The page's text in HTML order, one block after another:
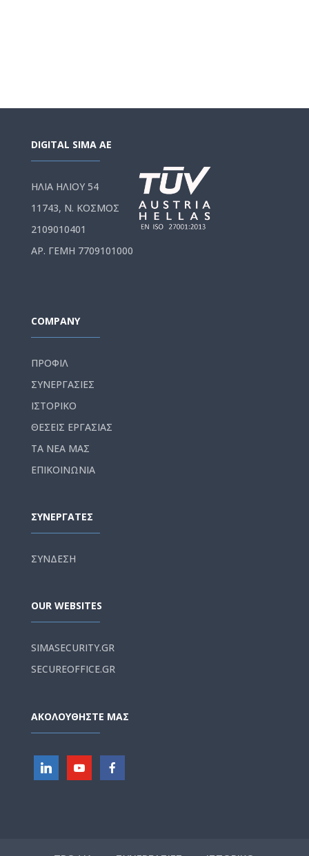
DIGITAL SIMA AE
ΗΛΙΑ ΗΛΙΟΥ 54
11743, Ν. ΚΟΣΜΟΣ
2109010401
ΑΡ. ΓΕΜΗ 7709101000
COMPANY
ΠΡΟΦΙΛ
ΣΥΝΕΡΓΑΣΙΕΣ
ΙΣΤΟΡΙΚΟ
ΘΕΣΕΙΣ ΕΡΓΑΣΙΑΣ
ΤΑ ΝΕΑ ΜΑΣ
ΕΠΙΚΟΙΝΩΝΙΑ
ΣΥΝΕΡΓΑΤΕΣ
ΣΥΝΔΕΣΗ
OUR WEBSITES
SIMASECURITY.GR
SECUREOFFICE.GR
ΑΚΟΛΟΥΘΗΣΤΕ ΜΑΣ